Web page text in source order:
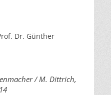
Dr. Günther
/ M. Dittrich,